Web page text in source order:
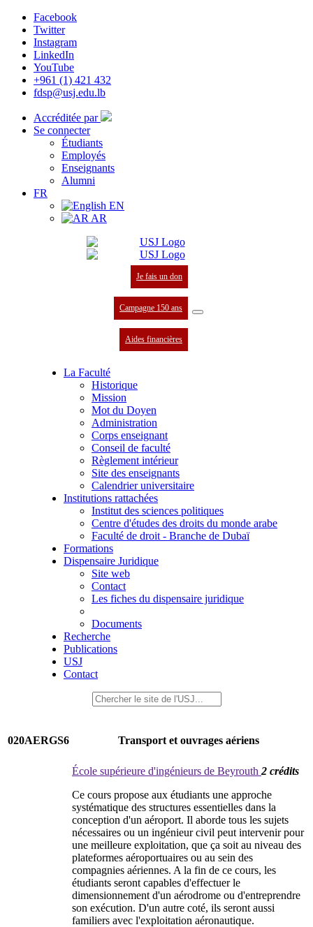
Facebook
Twitter
Instagram
LinkedIn
YouTube
+961 (1) 421 432
fdsp@usj.edu.lb
Accréditée par
Se connecter
Étudiants
Employés
Enseignants
Alumni
FR
EN
AR
Je fais un don
Campagne 150 ans
Aides financières
La Faculté
Historique
Mission
Mot du Doyen
Administration
Corps enseignant
Conseil de faculté
Règlement intérieur
Site des enseignants
Calendrier universitaire
Institutions rattachées
Institut des sciences politiques
Centre d'études des droits du monde arabe
Faculté de droit - Branche de Dubaï
Formations
Dispensaire Juridique
Site web
Contact
Les fiches du dispensaire juridique
Documents
Recherche
Publications
USJ
Contact
020AERGS6 Transport et ouvrages aériens
École supérieure d'ingénieurs de Beyrouth 2 crédits
Ce cours propose aux étudiants une approche
systématique des structures essentielles dans la
conception d'un aéroport. Il aborde tous les sujets
nécessaires ou un ingénieur civil peut intervenir pour
une meilleure exploitation, que ça soit au niveau des
plateformes aéroportuaires ou au sein des
compagnies aériennes. A la fin de ce cours, les
étudiants seront capables d'effectuer le
dimensionnement d'un aérodrome ou d'entreprendre
son exécution. D'un autre coté, ils seront aussi
familiers avec l'exploitation aéronautique.